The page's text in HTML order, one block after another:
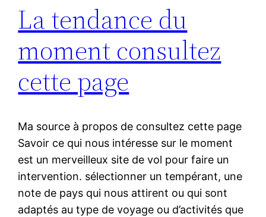
La tendance du
moment consultez
cette page
Ma source à propos de consultez cette page
Savoir ce qui nous intéresse sur le moment
est un merveilleux site de vol pour faire un
intervention. sélectionner un tempérant, une
note de pays qui nous attirent ou qui sont
adaptés au type de voyage ou d’activités que